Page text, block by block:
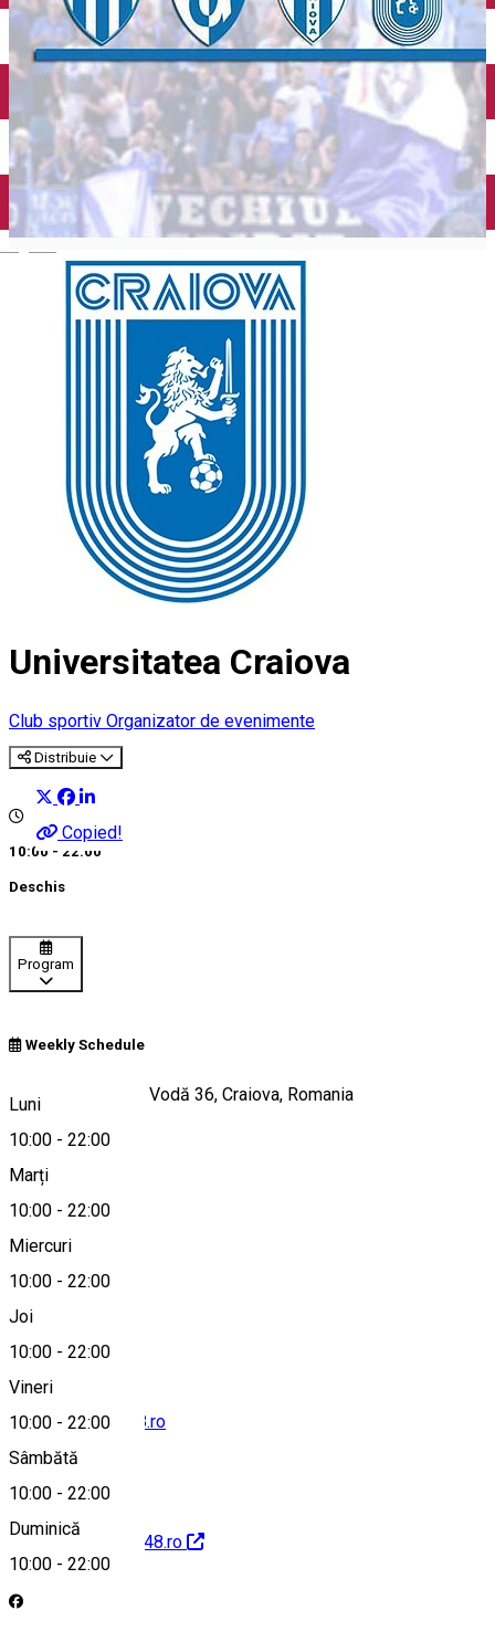
English
Închirieri auto
Închirieri biciclete
Taxi
Încărcare vehicule electrice
Universitatea Craiova
Club sportiv Organizator de evenimente
Distribuie
Copied!
10:00 - 22:00
Deschis
Program
Weekly Schedule
Luni
10:00 - 22:00
Marți
10:00 - 22:00
Miercuri
10:00 - 22:00
Joi
10:00 - 22:00
Vineri
10:00 - 22:00
Sâmbătă
10:00 - 22:00
Duminică
10:00 - 22:00
Bulevardul Știrbei Vodă 36, Craiova, Romania
Hartă
contact@ucv1948.ro
http://www.ucv1948.ro